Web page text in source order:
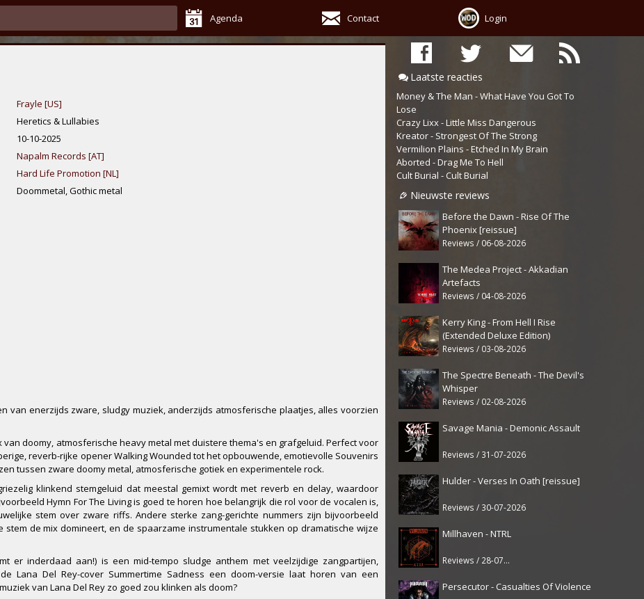
Agenda Contact Login
Laatste reacties
Money & The Man - What Have You Got To
Lose
Crazy Lixx - Little Miss Dangerous
Kreator - Strongest Of The Strong
Vermilion Plains - Etched In My Brain
Aborted - Drag Me To Hell
Cult Burial - Cult Burial
Nieuwste reviews
Before the Dawn - Rise Of The
Phoenix [reissue]
Reviews / 06-08-2026
The Medea Project - Akkadian
Artefacts
Reviews / 04-08-2026
Kerry King - From Hell I Rise
(Extended Deluxe Edition)
Reviews / 03-08-2026
The Spectre Beneath - The Devil's
Whisper
Reviews / 02-08-2026
Savage Mania - Demonic Assault
Reviews / 31-07-2026
Hulder - Verses In Oath [reissue]
Reviews / 30-07-2026
Millhaven - NTRL
Reviews / 28-07-2026
Persecutor - Casualties Of Violence
Frayle [US]
Heretics & Lullabies
10-10-2025
Napalm Records [AT]
Hard Life Promotion [NL]
Doommetal, Gothic metal
van enerzijds zware, sludgy muziek, anderzijds atmosferische plaatjes, alles voorzien
van doomy, atmosferische heavy metal met duistere thema's en grafgeluid. Perfect voor
reverb-rijke opener Walking Wounded tot het opbouwende, emotievolle Souvenirs
tussen zware doomy metal, atmosferische gotiek en experimentele rock.
klinkend stemgeluid dat meestal gemixt wordt met reverb en delay, waardoor
Hymn For The Living is goed te horen hoe belangrijk die rol voor de vocalen is,
stem over zware riffs. Andere sterke zang-gerichte nummers zijn bijvoorbeeld
stem de mix domineert, en de spaarzame instrumentale stukken op dramatische wijze
er inderdaad aan!) is een mid-tempo sludge anthem met veelzijdige zangpartijen,
Lana Del Rey-cover Summertime Sadness een doom-versie laat horen van een
van Lana Del Rey zo goed zou klinken als doom?